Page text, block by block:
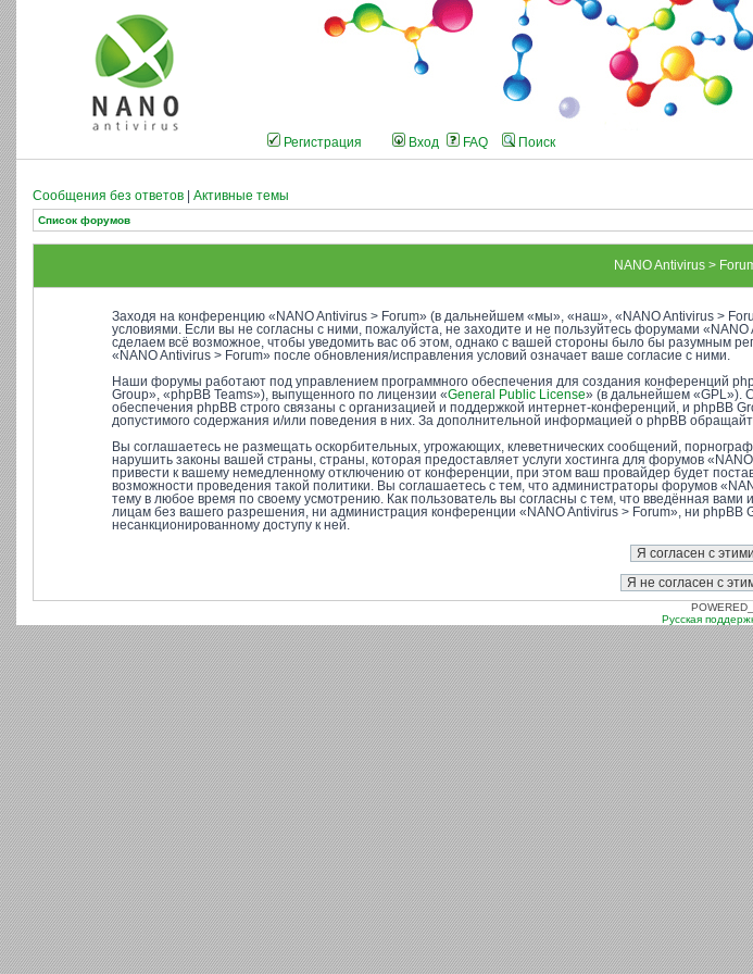
Регистрация Вход FAQ Поиск
Сообщения без ответов Активные темы
Список форумов
NANO Antivirus >
Заходя на конференцию «NANO Antivirus > Forum» (в дальнейшем «мы», «наш», «NANO Antivirus >
условиями. Если вы не согласны с ними, пожалуйста, не заходите и не пользуйтесь форумами
сделаем всё возможное, чтобы уведомить вас об этом, однако с вашей стороны было бы разумным
«NANO Antivirus > Forum» после обновления/исправления условий означает ваше согласие с ними.
Наши форумы работают под управлением программного обеспечения для создания конференций
Group», «phpBB Teams»), выпущенного по лицензии «General Public License» (в дальнейшем «GPL»).
обеспечения phpBB строго связаны с организацией и поддержкой интернет-конференций, и phpBB
допустимого содержания и/или поведения в них. За дополнительной информацией о phpBB
Вы соглашаетесь не размещать оскорбительных, угрожающих, клеветнических сообщений,
нарушить законы вашей страны, страны, которая предоставляет услуги хостинга для форумов
привести к вашему немедленному отключению от конференции, при этом ваш провайдер будет
возможности проведения такой политики. Вы соглашаетесь с тем, что администраторы форумов
тему в любое время по своему усмотрению. Как пользователь вы согласны с тем, что введённая
лицам без вашего разрешения, ни администрация конференции «NANO Antivirus > Forum», ни phpBB
несанкционированному доступу к ней.
Русская